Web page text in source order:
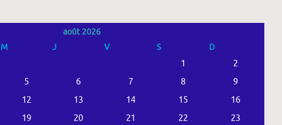
août 2026
M J V S D
1
2
5 6 7 8
9
12 13 14 15
16
19 20 21 22
23